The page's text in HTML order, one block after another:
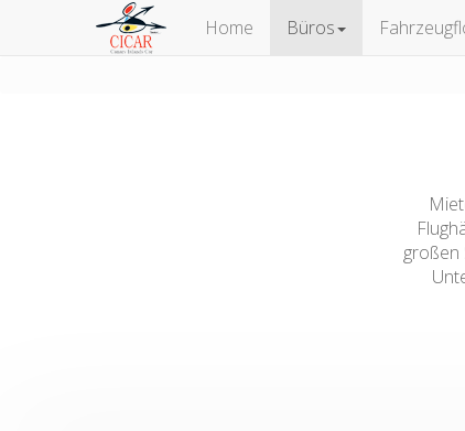
Home Büros
großen